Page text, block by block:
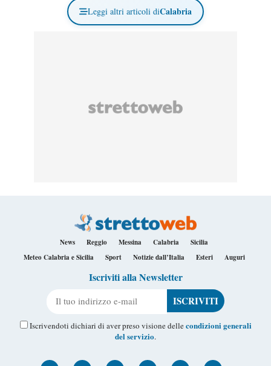
Leggi altri articoli diCalabria
News Reggio Messina Calabria
Sicilia
Meteo Calabria e Sicilia
Sport Notizie dall’Italia Esteri Auguri
Iscriviti alla Newsletter
Iscrivendoti dichiari di aver preso visione dellecondizioni generali
del servizio.